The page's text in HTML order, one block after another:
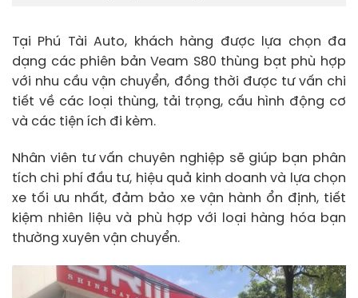
Tại Phú Tài Auto, khách hàng được lựa chọn đa
dạng các phiên bản Veam S80 thùng bạt phù hợp
với nhu cầu vận chuyển, đồng thời được tư vấn chi
tiết về các loại thùng, tải trọng, cấu hình động cơ
và các tiện ích đi kèm.
Nhân viên tư vấn chuyên nghiệp sẽ giúp bạn phân
tích chi phí đầu tư, hiệu quả kinh doanh và lựa chọn
xe tối ưu nhất, đảm bảo xe vận hành ổn định, tiết
kiệm nhiên liệu và phù hợp với loại hàng hóa bạn
thường xuyên vận chuyển.